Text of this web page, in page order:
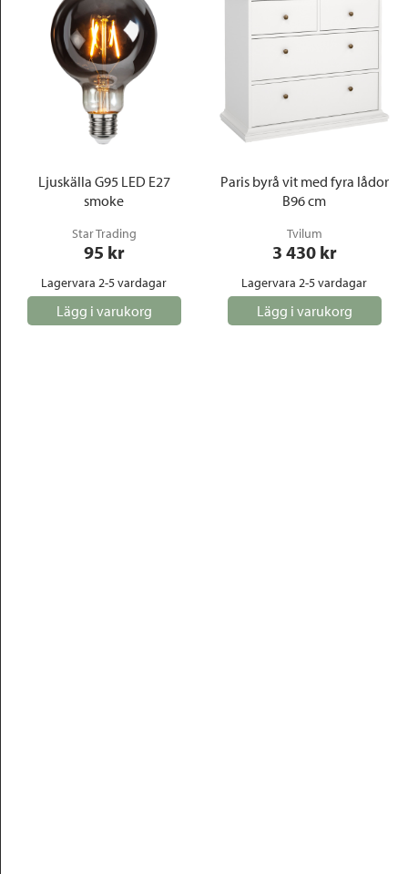
Ljuskälla G95 LED E27
smoke
Star Trading
95 kr
Lagervara 2-5 vardagar
Lägg i varukorg
Paris byrå vit med fyra lådor
B96 cm
Tvilum
3 430 kr
Lagervara 2-5 vardagar
Lägg i varukorg